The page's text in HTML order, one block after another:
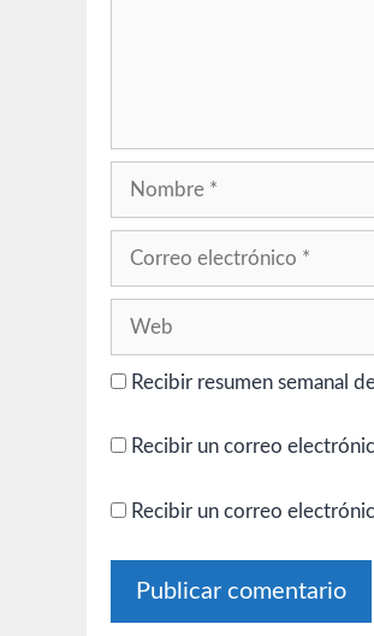
Recibir resumen semanal
Recibir un correo
Recibir un correo